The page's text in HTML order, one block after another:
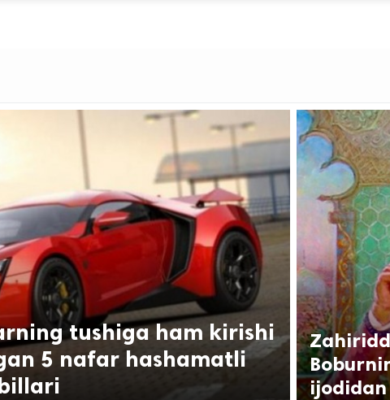
tushiga ham kirishi
5 nafar hashamatli